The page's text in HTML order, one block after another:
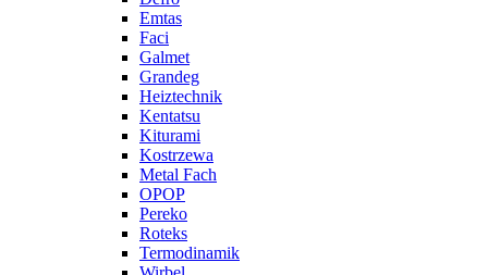
Emtas
Faci
Galmet
Grandeg
Heiztechnik
Kentatsu
Kiturami
Kostrzewa
Metal Fach
OPOP
Pereko
Roteks
Termodinamik